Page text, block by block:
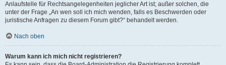
Anlaufstelle für Rechtsangelegenheiten jeglicher Art ist; außer solchen, die
unter der Frage „An wen soll ich mich wenden, falls es Beschwerden oder
juristische Anfragen zu diesem Forum gibt?“ behandelt werden.
Nach oben
Warum kann ich mich nicht registrieren?